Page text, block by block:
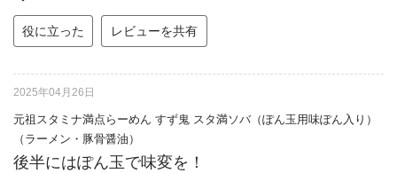
役に立った レビューを共有
2025年04月26日
元祖スタミナ満点らーめん すず鬼 スタ満ソバ（ぽん玉用味ぽん入り）
（ラーメン・豚骨醤油）
後半にはぽん玉で味変を！